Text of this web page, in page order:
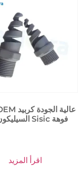
اقرأ المزيد